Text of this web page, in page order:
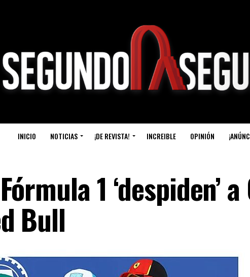
INICIO NOTICIAS ¡DE REVISTA! INCREIBLE OPINIÓN
1 ‘despiden’
Bull